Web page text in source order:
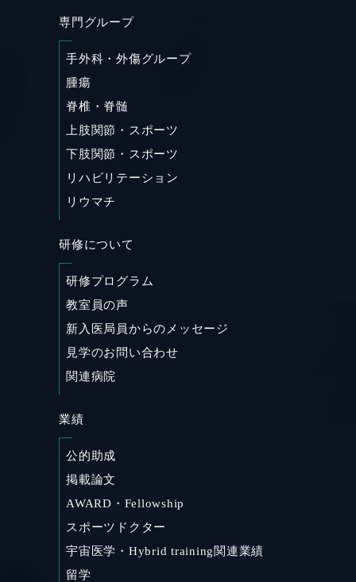
専門グループ
手外科・外傷グループ
腫瘍
脊椎・脊髄
上肢関節・スポーツ
下肢関節・スポーツ
リハビリテーション
リウマチ
研修について
研修プログラム
教室員の声
新入医局員からのメッセージ
見学のお問い合わせ
関連病院
業績
公的助成
掲載論文
AWARD・Fellowship
スポーツドクター
宇宙医学・Hybrid training関連業績
留学